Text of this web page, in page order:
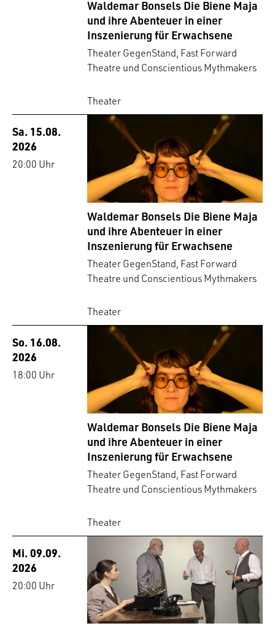
Waldemar Bonsels Die Biene Maja
und ihre Abenteuer in einer
Inszenierung für Erwachsene
Theater GegenStand, Fast Forward
Theatre und Conscientious Mythmakers
Theater
Sa. 15.08.
2026
20:00 Uhr
Waldemar Bonsels Die Biene Maja
und ihre Abenteuer in einer
Inszenierung für Erwachsene
Theater GegenStand, Fast Forward
Theatre und Conscientious Mythmakers
Theater
So. 16.08.
2026
18:00 Uhr
Waldemar Bonsels Die Biene Maja
und ihre Abenteuer in einer
Inszenierung für Erwachsene
Theater GegenStand, Fast Forward
Theatre und Conscientious Mythmakers
Theater
Mi. 09.09.
2026
20:00 Uhr